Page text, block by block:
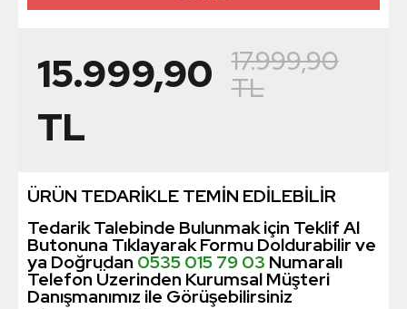
15.999,90
TL
17.999,90
TL
ÜRÜN TEDARİKLE TEMİN EDİLEBİLİR
Tedarik Talebinde Bulunmak için Teklif Al
Butonuna Tıklayarak Formu Doldurabilir ve
ya Doğrudan 0535 015 79 03 Numaralı
Telefon Üzerinden Kurumsal Müşteri
Danışmanımız ile Görüşebilirsiniz